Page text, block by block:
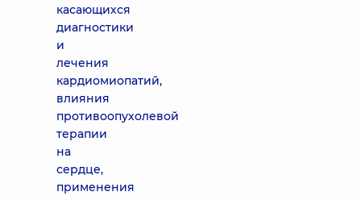
касающихся
диагностики
и
лечения
кардиомиопатий,
влияния
противоопухолевой
терапии
на
сердце,
применения